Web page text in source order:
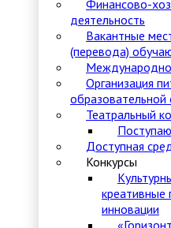
Финансово-
деятельность
Вакантные
(перевода)
Организация
образовательной
Театральный
Доступная
Конкурсы
креативные
инновации